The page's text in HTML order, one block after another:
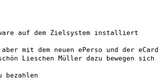
auf dem Zielsystem installiert
mit dem neuen ePerso und der eCard
Lieschen Müller dazu bewegen sich
bezahlen